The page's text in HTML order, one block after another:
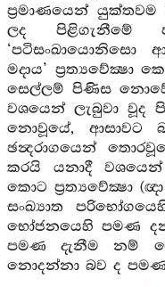
ප්‍රමාණයෙන්
ලද පිළිගැනීමේ
‘පටිසංඛායොනිසො
මදාය’
සෙල්ලම් පිණිස
වශයෙන් ලැබුවා
නොවූයේ, ආසාවට
ඡන්‍දරාගයෙන්
කරයි යනාදී
කොට ප්‍රත්‍යවේක්‍ෂා
සංඛ්‍යාත
භෝජනයෙහි පමණ
පමණ දැනීම නම්
නොදන්නා බව ද